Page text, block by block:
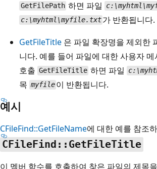
GetFilePath 하면 파일
c:\myhtml\myfile.txt 가 반환됩니다.
GetFileTitle 은 파일 확장명을 제외한
니다. 예를 들어 파일에 대한 사용자
호출 GetFileTitle 하면 파일
목 myfile 이 반환됩니다.
예시
CFileFind::GetFileName에 대한 예를 참조
CFileFind::GetFileTitle
이 멤버 함수를 호출하여 찾은 파일의 제목